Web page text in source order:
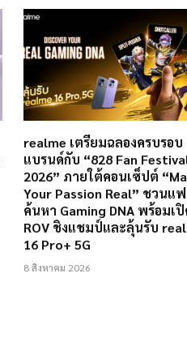
realme เตรียมฉลองครบรอบ
แบรนด์กับ “828 Fan
2026” ภายใต้คอนเซ็ปต์
Your Passion Real” ชวนแ
ค้นหา Gaming DNA พร้อมเ
ROV ชิงแชมป์และลุ้นรับ
16 Pro+ 5G
8 สิงหาคม 2026